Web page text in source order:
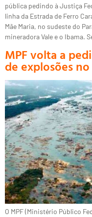
pública pedindo à Justiça
linha da Estrada de Ferro
Mãe Maria, no sudeste do
mineradora Vale e o Ibama.
MPF volta a
de explosões
O MPF (Ministério Público